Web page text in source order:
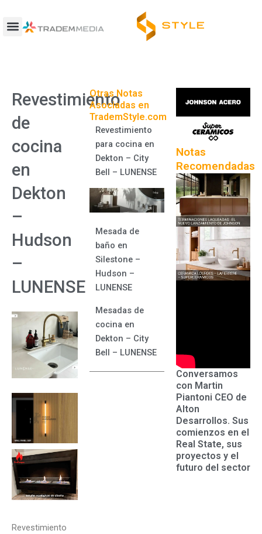
contenido
Revestimiento
de
cocina
en
Dekton
–
Hudson
–
LUNENSE
Revestimiento
Otras Notas
Asociadas en
TrademStyle.com
Revestimiento
para cocina en
Dekton – City
Bell – LUNENSE
Mesada de
baño en
Silestone –
Hudson –
LUNENSE
Mesadas de
cocina en
Dekton – City
Bell – LUNENSE
Notas
Recomendadas
Conversamos
con Martin
Piantoni CEO de
Alton
Desarrollos. Sus
comienzos en el
Real State, sus
proyectos y el
futuro del sector